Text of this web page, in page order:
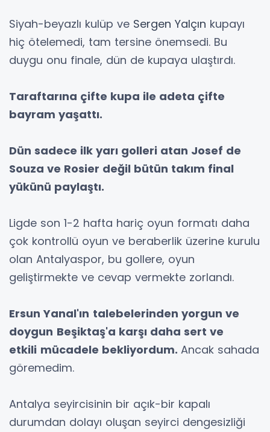
Siyah-beyazlı kulüp ve Sergen Yalçın kupayı
hiç ötelemedi, tam tersine önemsedi. Bu
duygu onu finale, dün de kupaya ulaştırdı.
Taraftarına çifte kupa ile adeta çifte
bayram yaşattı.
Dün sadece ilk yarı golleri atan Josef de
Souza ve Rosier değil bütün takım final
yükünü paylaştı.
Ligde son 1-2 hafta hariç oyun formatı daha
çok kontrollü oyun ve beraberlik üzerine kurulu
olan Antalyaspor, bu gollere, oyun
geliştirmekte ve cevap vermekte zorlandı.
Ersun Yanal'ın talebelerinden yorgun ve
doygun Beşiktaş'a karşı daha sert ve
etkili mücadele bekliyordum. Ancak sahada
göremedim.
Antalya seyircisinin bir açık-bir kapalı
durumdan dolayı oluşan seyirci dengesizliği